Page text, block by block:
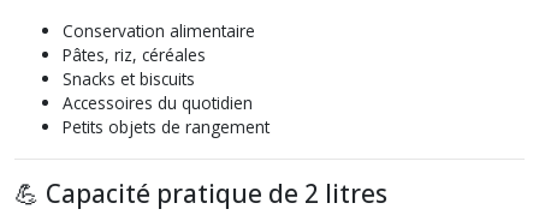
Conservation alimentaire
Pâtes, riz, céréales
Snacks et biscuits
Accessoires du quotidien
Petits objets de rangement
💪 Capacité pratique de 2 litres